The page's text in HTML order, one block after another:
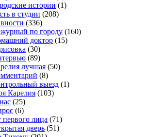
истории (1)
в студии (208)
(336)
по городу (160)
доктор (15)
(30)
(89)
лучшая (50)
(8)
выезд (1)
Карелия (103)
(25)
(6)
первого лица (71)
дверь (51)